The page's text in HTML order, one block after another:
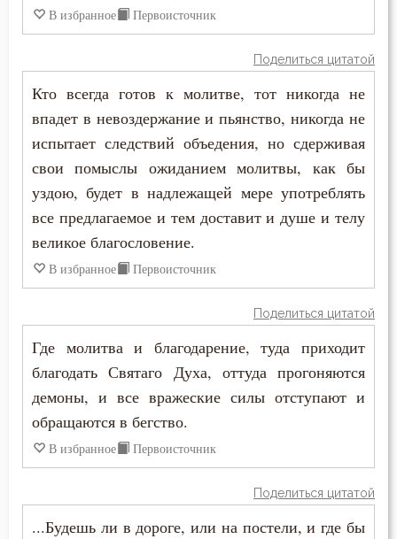
Ссора
Страдание
Страх
Страх Божий
Страх смерти
Страшный суд
Суета
Таинство
Творения святых
Тело
В избранное Первоисточник
Поделиться цитатой
Кто всегда готов к молитве, тот никогда не
впадет в невоздержание и пьянство, никогда не
испытает следствий объедения, но сдерживая
свои помыслы ожиданием молитвы, как бы
уздою, будет в надлежащей мере употреблять
все предлагаемое и тем доставит и душе и телу
великое благословение.
В избранное Первоисточник
Поделиться цитатой
Где молитва и благодарение, туда приходит
благодать Святаго Духа, оттуда прогоняются
демоны, и все вражеские силы отступают и
обращаются в бегство.
В избранное Первоисточник
Поделиться цитатой
...Будешь ли в дороге, или на постели, и где бы